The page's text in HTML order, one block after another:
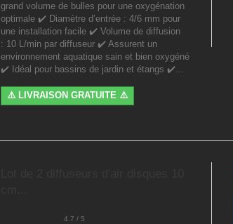
grand volume de bulles pour une oxygénation
optimale ✔️ Diamètre d’entrée : 4/6 mm pour
une installation facile ✔️ Volume de diffusion
: 10 L/min par diffuseur ✔️ Assurent un
environnement aquatique sain et bien oxygéné
✔️ Idéal pour bassins de jardin et étangs ✔️...
⚠️ LIVRAISON GRATUITE ⚠️
4.7 / 5